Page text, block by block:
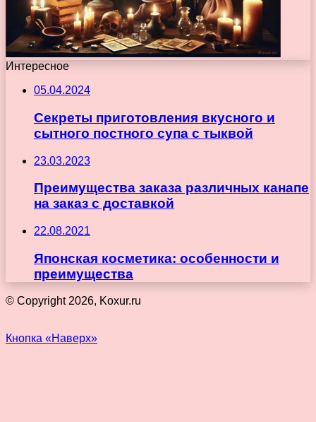
Интересное
05.04.2024
Секреты приготовления вкусного и
сытного постного супа с тыквой
23.03.2023
Преимущества заказа различных канапе
на заказ с доставкой
22.08.2021
Японская косметика: особенности и
преимущества
© Copyright 2026, Koxur.ru
Кнопка «Наверх»